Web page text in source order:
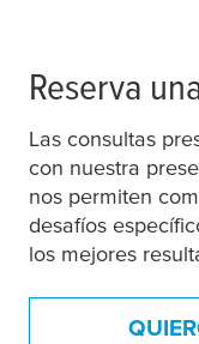
Reserva
Las consultas
con nuestra
nos permiten
desafíos
los mejores